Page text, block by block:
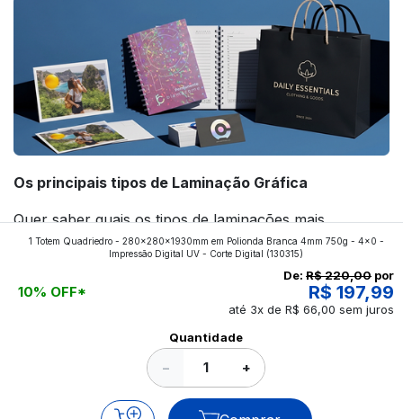
Os principais tipos de Laminação Gráfica
Quer saber quais os tipos de laminações mais
aplicados nos impressos da gráfica FuturaIM? Então,
continue a leitura que vamos revelar para você!
1 Totem Quadriedro - 280x280x1930mm em Polionda Branca 4mm 750g - 4x0 -
Impressão Digital UV - Corte Digital (130315)
10% OFF*
De: R$ 220,00 por
R$ 197,99
até 3x de R$ 66,00 sem juros
Quantidade
− +